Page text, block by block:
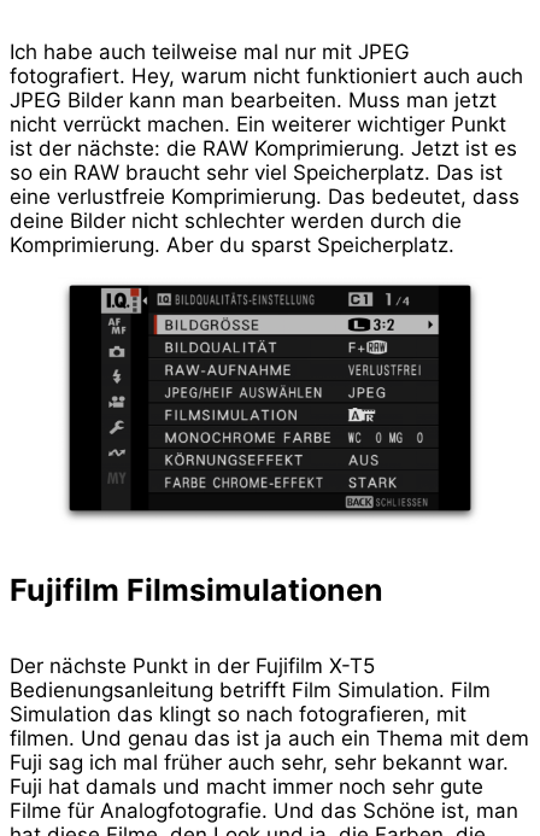
Ich habe auch teilweise mal nur mit JPEG
fotografiert. Hey, warum nicht funktioniert auch auch
JPEG Bilder kann man bearbeiten. Muss man jetzt
nicht verrückt machen. Ein weiterer wichtiger Punkt
ist der nächste: die RAW Komprimierung. Jetzt ist es
so ein RAW braucht sehr viel Speicherplatz. Das ist
eine verlustfreie Komprimierung. Das bedeutet, dass
deine Bilder nicht schlechter werden durch die
Komprimierung. Aber du sparst Speicherplatz.
Fujifilm Filmsimulationen
Der nächste Punkt in der Fujifilm X-T5
Bedienungsanleitung betrifft Film Simulation. Film
Simulation das klingt so nach fotografieren, mit
filmen. Und genau das ist ja auch ein Thema mit dem
Fuji sag ich mal früher auch sehr, sehr bekannt war.
Fuji hat damals und macht immer noch sehr gute
Filme für Analogfotografie. Und das Schöne ist, man